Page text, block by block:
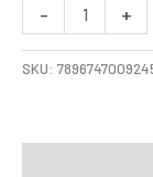
- +
SKU: